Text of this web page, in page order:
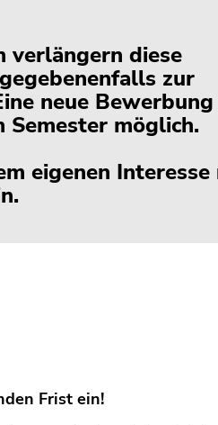
verlängern diese
zur
neue
möglich.
eigenen Interesse
Frist ein!